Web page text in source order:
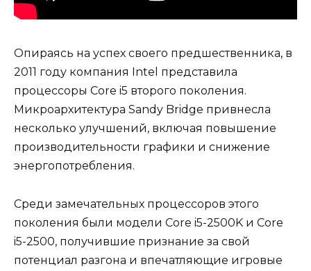
Опираясь на успех своего предшественника, в
2011 году компания Intel представила
процессоры Core i5 второго поколения.
Микроархитектура Sandy Bridge привнесла
несколько улучшений, включая повышение
производительности графики и снижение
энергопотребления.
Среди замечательных процессоров этого
поколения были модели Core i5-2500K и Core
i5-2500, получившие признание за свой
потенциал разгона и впечатляющие игровые